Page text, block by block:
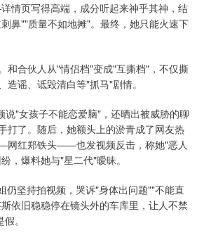
情页写得高端，成分听起来神乎其神，结
鼻""质量不如地摊"。最终，她只能火速下
和合伙人从"情侣档"变成"互撕档"，不仅撕
谣、诋毁清白等"抓马"剧情。
说"女孩子不能恋爱脑"，还晒出被威胁的聊
打了。随后，她额头上的淤青成了网友热
红郑铁头——也发视频反击，称她"恶人
，爆料她与"星二代"暧昧。
仍坚持拍视频，哭诉"身体出问题""不能直
依旧稳稳停在镜头外的车库里，让人不禁
。